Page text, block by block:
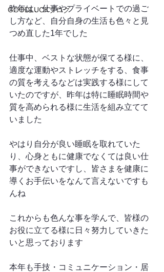
GOODLUCKブログ
昨年は、仕事やプライベートでの過ご
し方など、自分自身の生活も色々と見
つめ直した1年でした
仕事中、ベストな状態が保てる様に、
適度な運動やストレッチをする、食事
の質を考えるなどは実践する様にして
いたのですが、昨年は特に睡眠時間や
質を高められる様に生活を組み立てて
いました
やはり自分が良い睡眠を取れていた
り、心身ともに健康でなくては良い仕
事ができないですし、皆さまを健康に
導くお手伝いをなんて言えないですも
んね
これからも色んな事を学んで、皆様の
お役に立てる様に日々努力していきた
いと思っております
本年も手技・コミュニケーション・居